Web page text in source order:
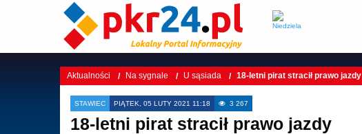
Aktualności Na sygnale U sąsiada 18-letni pirat stracił prawo jazdy
STAWIEC PIĄTEK, 05 LUTY 2021 11:18 3 267
18-letni pirat stracił prawo jazdy